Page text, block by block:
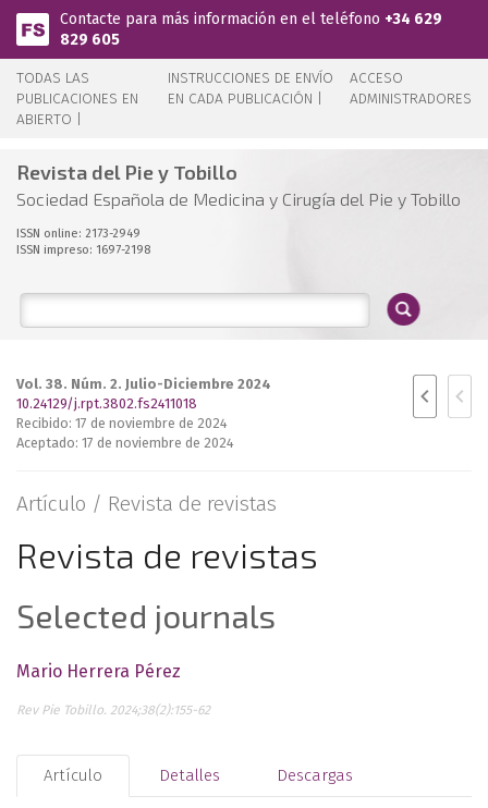
Pasar al contenido principal
Contacte para más información en el teléfono +34 629
829 605
TODAS LAS
PUBLICACIONES EN
ABIERTO |
INSTRUCCIONES DE ENVÍO
EN CADA PUBLICACIÓN |
ACCESO
ADMINISTRADORES
Revista del Pie y Tobillo
Sociedad Española de Medicina y Cirugía del Pie y Tobillo
ISSN online: 2173-2949
ISSN impreso: 1697-2198
Vol. 38. Núm. 2. Julio-Diciembre 2024
10.24129/j.rpt.3802.fs2411018
Recibido: 17 de noviembre de 2024
Aceptado: 17 de noviembre de 2024
Artículo / Revista de revistas
Revista de revistas
Selected journals
Mario Herrera Pérez
Rev Pie Tobillo. 2024;38(2):155-62
Artículo Detalles Descargas